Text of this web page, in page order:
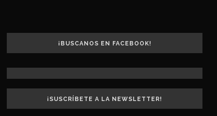
¡BUSCANOS EN FACEBOOK!
¡SUSCRÍBETE A LA NEWSLETTER!